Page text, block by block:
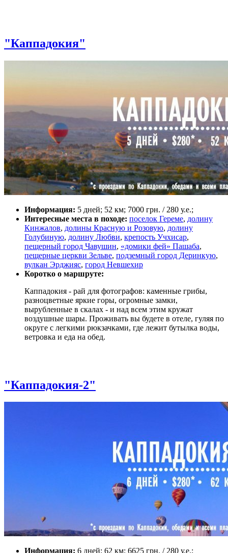
"Каппадокия"
Информация: 5 дней; 52 км; 7000 грн. / 280 у.е.;
Интересные места в походе: поселок Гереме, долину
Кинжалов, долины Красную и Розовую, долину
Голубиную, долину Любви, крепость Учхисар,
пещерный город Чавушин, «домики фей» Пашаба,
пещерные церкви Зельве, подземный город Деринкую,
вулкан Эрджияс, город Невшехир
Коротко о маршруте:
Каппадокия - рай для фотографов: каменные грибы,
разноцветные яркие горы, огромные замки,
вырубленные в скалах - и над всем этим кружат
воздушные шары. Проживать вы будете в отеле, гуляя по
округе с легкими рюкзачками, где лежит бутылка воды,
ветровка и еда на обед.
"Каппадокия-2"
Информация: 6 дней; 62 км; 6625 грн. / 280 у.е.;